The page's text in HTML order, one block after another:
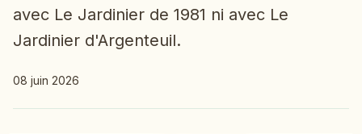
avec Le Jardinier de 1981 ni avec Le
Jardinier d'Argenteuil.
08 juin 2026